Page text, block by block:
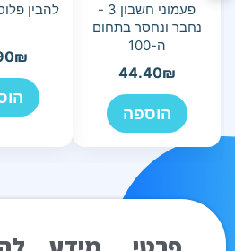
פעמוני חשבון 3 -
נחבר ונחסר בתחום
ה-100
44.40₪
הוספה
להבין פלוס 3
₪